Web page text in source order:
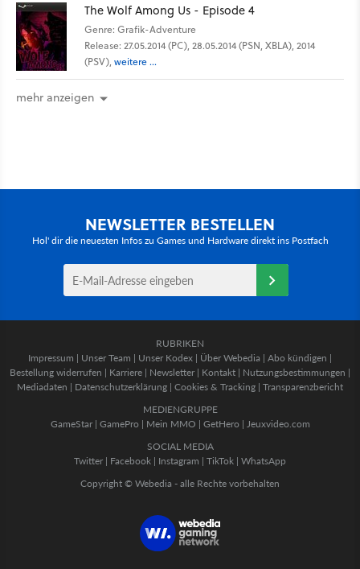
The Wolf Among Us - Episode 4
Genre: Grafik-Adventure
Release: 27.05.2014 (PC), 28.05.2014 (PSN, XBLA), 2014
(PSV), weitere ...
mehr anzeigen
NEWSLETTER BESTELLEN
Hol' dir die neuesten Infos zu Games und Hardware direkt ins Postfach
RUBRIKEN
Impressum | Unser Team | Unser Kodex | Über Webedia | Abo kündigen |
Bestellung widerrufen | Karriere | Newsletter | Kontakt | Nutzungsbestimmungen |
Mediadaten | Datenschutzerklärung | Cookies & Tracking | Transparenzbericht
MEDIENGRUPPE
GameStar| GamePro | Mein MMO | GetHero | Jeuxvideo.com
SOCIAL MEDIA
Twitter | Facebook | Instagram | TikTok | WhatsApp
Copyright © Webedia - alle Rechte vorbehalten